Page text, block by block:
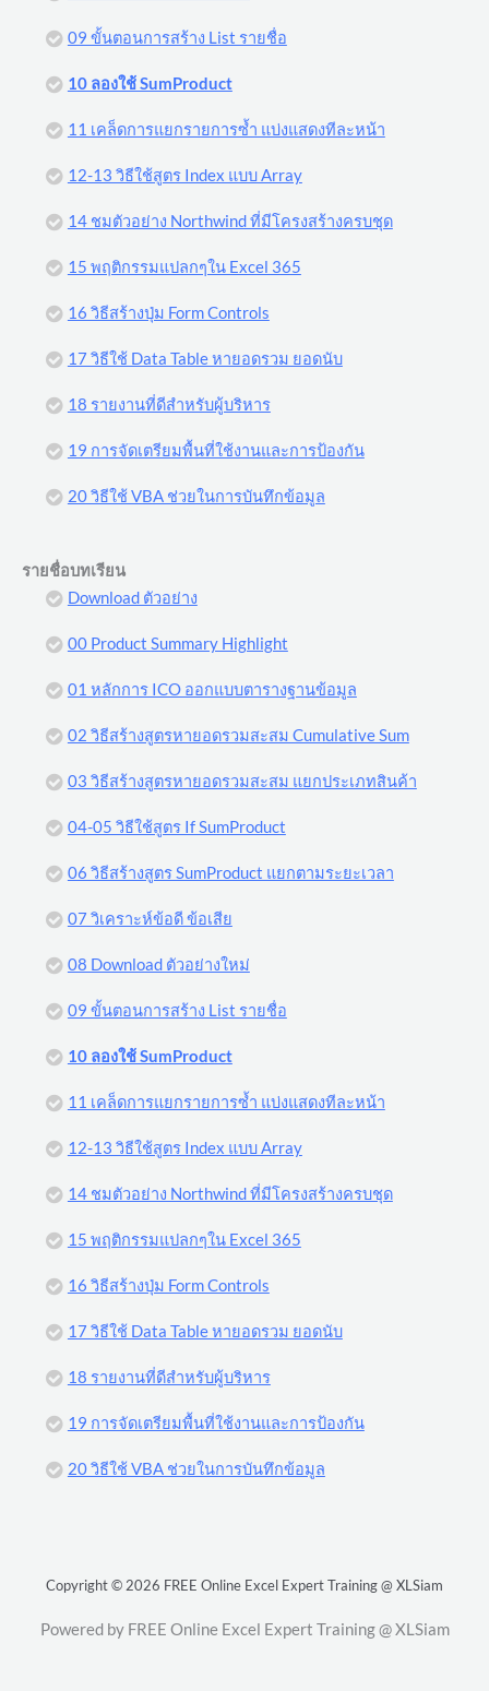
09 ขั้นตอนการสร้าง List รายชื่อ
10 ลองใช้ SumProduct
11 เคล็ดการแยกรายการซ้ำ แบ่งแสดงทีละหน้า
12-13 วิธีใช้สูตร Index แบบ Array
14 ชมตัวอย่าง Northwind ที่มีโครงสร้างครบชุด
15 พฤติกรรมแปลกๆใน Excel 365
16 วิธีสร้างปุ่ม Form Controls
17 วิธีใช้ Data Table หายอดรวม ยอดนับ
18 รายงานที่ดีสำหรับผู้บริหาร
19 การจัดเตรียมพื้นที่ใช้งานและการป้องกัน
20 วิธีใช้ VBA ช่วยในการบันทึกข้อมูล
รายชื่อบทเรียน
Download ตัวอย่าง
00 Product Summary Highlight
01 หลักการ ICO ออกแบบตารางฐานข้อมูล
02 วิธีสร้างสูตรหายอดรวมสะสม Cumulative Sum
03 วิธีสร้างสูตรหายอดรวมสะสม แยกประเภทสินค้า
04-05 วิธีใช้สูตร If SumProduct
06 วิธีสร้างสูตร SumProduct แยกตามระยะเวลา
07 วิเคราะห์ข้อดี ข้อเสีย
08 Download ตัวอย่างใหม่
09 ขั้นตอนการสร้าง List รายชื่อ
10 ลองใช้ SumProduct
11 เคล็ดการแยกรายการซ้ำ แบ่งแสดงทีละหน้า
12-13 วิธีใช้สูตร Index แบบ Array
14 ชมตัวอย่าง Northwind ที่มีโครงสร้างครบชุด
15 พฤติกรรมแปลกๆใน Excel 365
16 วิธีสร้างปุ่ม Form Controls
17 วิธีใช้ Data Table หายอดรวม ยอดนับ
18 รายงานที่ดีสำหรับผู้บริหาร
19 การจัดเตรียมพื้นที่ใช้งานและการป้องกัน
20 วิธีใช้ VBA ช่วยในการบันทึกข้อมูล
Copyright © 2026 FREE Online Excel Expert Training @ XLSiam
Powered by FREE Online Excel Expert Training @ XLSiam